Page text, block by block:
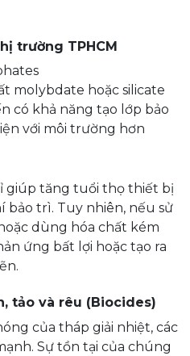
trường TPHCM
molybdate hoặc silicate
có khả năng tạo lớp bảo
với môi trường hơn
giúp tăng tuổi thọ thiết bị
bảo trì. Tuy nhiên, nếu sử
dùng hóa chất kém
ứng bất lợi hoặc tạo ra
tảo và rêu (Biocides)
của tháp giải nhiệt, các
Sự tồn tại của chúng